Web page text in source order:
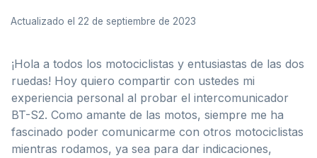
Actualizado el 22 de septiembre de 2023
¡Hola a todos los motociclistas y entusiastas de las dos
ruedas! Hoy quiero compartir con ustedes mi
experiencia personal al probar el intercomunicador
BT-S2. Como amante de las motos, siempre me ha
fascinado poder comunicarme con otros motociclistas
mientras rodamos, ya sea para dar indicaciones,